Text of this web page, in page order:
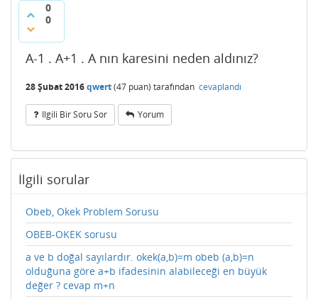
0
0
A-1 . A+1 . A nın karesini neden aldınız?
28 Şubat 2016qwert(47 puan) tarafından cevaplandı
Ilgili Bir Soru Sor Yorum
İlgili sorular
Obeb, Okek Problem Sorusu
OBEB-OKEK sorusu
a ve b doğal sayılardır. okek(a,b)=m obeb (a,b)=n
olduğuna göre a+b ifadesinin alabileceği en büyük
değer ? cevap m+n